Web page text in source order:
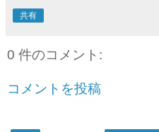
共有
0 件のコメント:
コメントを投稿